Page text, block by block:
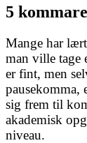
5
Mange har
man ville tage
er fint, men
sig frem til
akademisk
niveau.